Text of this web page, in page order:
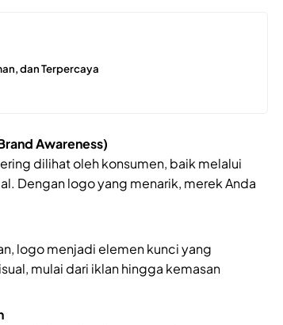
dan Terpercaya
Awareness)
dilihat oleh konsumen, baik melalui
Dengan logo yang menarik, merek Anda
logo menjadi elemen kunci yang
mulai dari iklan hingga kemasan